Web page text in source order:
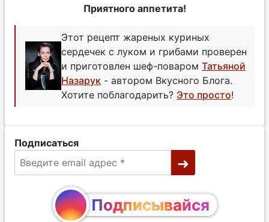
Приятного аппетита!
Этот рецепт жареных куриных
сердечек с луком и грибами проверен
и приготовлен шеф-поваром Татьяной
Назарук - автором Вкусного Блога.
Хотите поблагодарить? Это просто!
Подписаться
Подписывайся